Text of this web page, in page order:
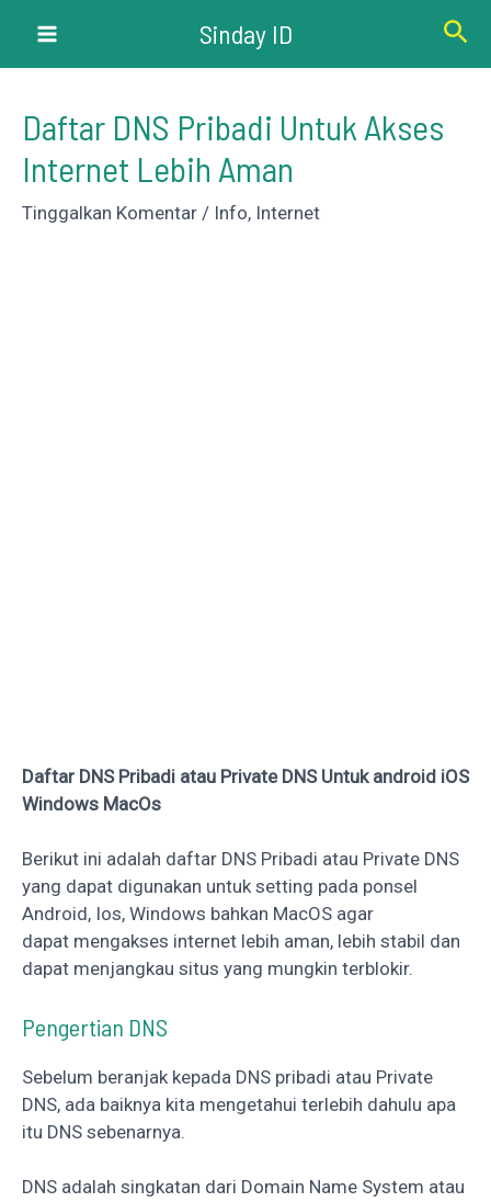
konten
Menu
Sinday ID Cari
Daftar DNS Pribadi Untuk Akses
Internet Lebih Aman
Tinggalkan Komentar / Info, Internet
Daftar DNS Pribadi atau Private DNS Untuk android iOS
Windows MacOs
Berikut ini adalah daftar DNS Pribadi atau Private DNS
yang dapat digunakan untuk setting pada ponsel
Android, Ios, Windows bahkan MacOS agar
dapat mengakses internet lebih aman, lebih stabil dan
dapat menjangkau situs yang mungkin terblokir.
Pengertian DNS
Sebelum beranjak kepada DNS pribadi atau Private
DNS, ada baiknya kita mengetahui terlebih dahulu apa
itu DNS sebenarnya.
DNS adalah singkatan dari Domain Name System atau